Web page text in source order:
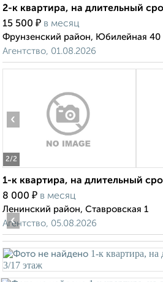
2-к квартира, на длительный
15 500 ₽ в месяц
Фрунзенский район, Юбилейная 40
Агентство, 01.08.2026
2/2
‹
1-к квартира, на длительный
8 000 ₽ в месяц
Ленинский район, Ставровская 1
Агентство, 05.08.2026
‹